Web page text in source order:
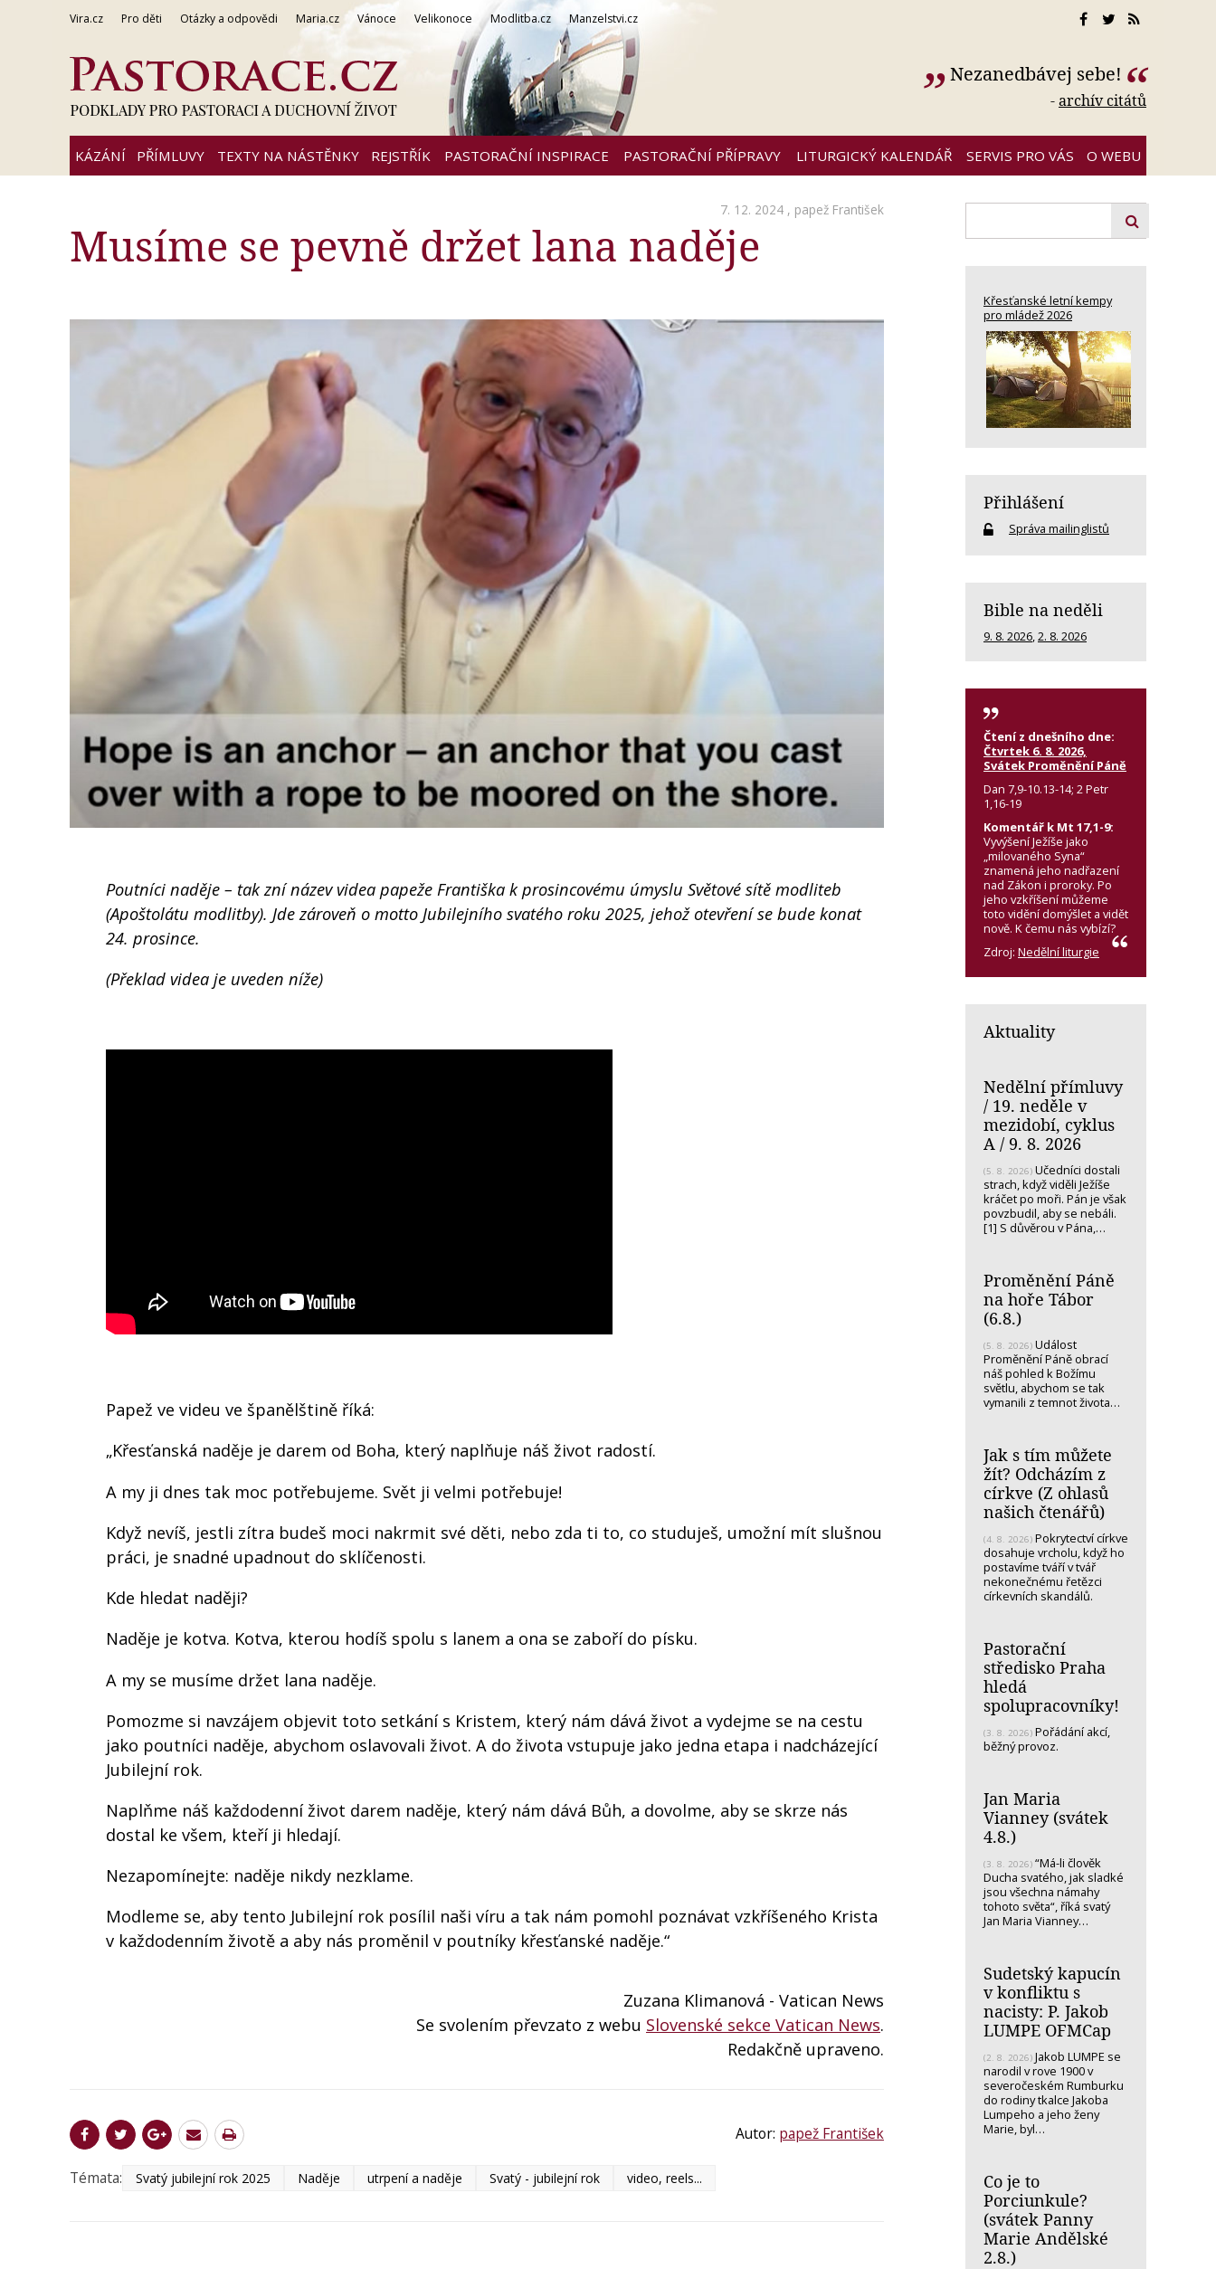
Vira.cz Pro děti Otázky a odpovědi Maria.cz Vánoce Velikonoce Modlitba.cz Manzelstvi.cz
Nezanedbávej sebe!
-archív citátů
KÁZÁNÍ PŘÍMLUVY TEXTY NA NÁSTĚNKY REJSTŘÍK PASTORAČNÍ INSPIRACE PASTORAČNÍ PŘÍPRAVY LITURGICKÝ KALENDÁŘ SERVIS PRO VÁS O WEBU
7. 12. 2024 , papež František
Musíme se pevně držet lana naděje
Poutníci naděje – tak zní název videa papeže Františka k prosincovému úmyslu Světové sítě modliteb
(Apoštolátu modlitby). Jde zároveň o motto Jubilejního svatého roku 2025, jehož otevření se bude konat
24. prosince.
(Překlad videa je uveden níže)
Papež ve videu ve španělštině říká:
„Křesťanská naděje je darem od Boha, který naplňuje náš život radostí.
A my ji dnes tak moc potřebujeme. Svět ji velmi potřebuje!
Když nevíš, jestli zítra budeš moci nakrmit své děti, nebo zda ti to, co studuješ, umožní mít slušnou
práci, je snadné upadnout do sklíčenosti.
Kde hledat naději?
Naděje je kotva. Kotva, kterou hodíš spolu s lanem a ona se zaboří do písku.
A my se musíme držet lana naděje.
Pomozme si navzájem objevit toto setkání s Kristem, který nám dává život a vydejme se na cestu
jako poutníci naděje, abychom oslavovali život. A do života vstupuje jako jedna etapa i nadcházející
Jubilejní rok.
Naplňme náš každodenní život darem naděje, který nám dává Bůh, a dovolme, aby se skrze nás
dostal ke všem, kteří ji hledají.
Nezapomínejte: naděje nikdy nezklame.
Modleme se, aby tento Jubilejní rok posílil naši víru a tak nám pomohl poznávat vzkříšeného Krista
v každodenním životě a aby nás proměnil v poutníky křesťanské naděje.“
Zuzana Klimanová - Vatican News
Se svolením převzato z webu Slovenské sekce Vatican News.
Redakčně upraveno.
Autor: papež František
Témata: Svatý jubilejní rok 2025 Naděje utrpení a naděje Svatý - jubilejní rok video, reels...
Křesťanské letní kempy
pro mládež 2026
Přihlášení
Správa mailinglistů
Bible na neděli
9. 8. 2026 2. 8. 2026
Čtení z dnešního dne:
Čtvrtek 6. 8. 2026,
Svátek Proměnění Páně
Dan 7,9-10.13-14; 2 Petr
1,16-19
Komentář k Mt 17,1-9:
Vyvýšení Ježíše jako
„milovaného Syna“
znamená jeho nadřazení
nad Zákon i proroky. Po
jeho vzkříšení můžeme
toto vidění domýšlet a vidět
nově. K čemu nás vybízí?
Zdroj: Nedělní liturgie
Aktuality
Nedělní přímluvy
/ 19. neděle v
mezidobí, cyklus
A / 9. 8. 2026
(5. 8. 2026) Učedníci dostali
strach, když viděli Ježíše
kráčet po moři. Pán je však
povzbudil, aby se nebáli.
[1] S důvěrou v Pána,…
Proměnění Páně
na hoře Tábor
(6.8.)
(5. 8. 2026) Událost
Proměnění Páně obrací
náš pohled k Božímu
světlu, abychom se tak
vymanili z temnot života…
Jak s tím můžete
žít? Odcházím z
církve (Z ohlasů
našich čtenářů)
(4. 8. 2026) Pokrytectví církve
dosahuje vrcholu, když ho
postavíme tváří v tvář
nekonečnému řetězci
církevních skandálů.
Pastorační
středisko Praha
hledá
spolupracovníky!
(3. 8. 2026) Pořádání akcí,
běžný provoz.
Jan Maria
Vianney (svátek
4.8.)
(3. 8. 2026) “Má-li člověk
Ducha svatého, jak sladké
jsou všechna námahy
tohoto světa“, říká svatý
Jan Maria Vianney…
Sudetský kapucín
v konfliktu s
nacisty: P. Jakob
LUMPE OFMCap
(2. 8. 2026) Jakob LUMPE se
narodil v rove 1900 v
severočeském Rumburku
do rodiny tkalce Jakoba
Lumpeho a jeho ženy
Marie, byl…
Co je to
Porciunkule?
(svátek Panny
Marie Andělské
2.8.)